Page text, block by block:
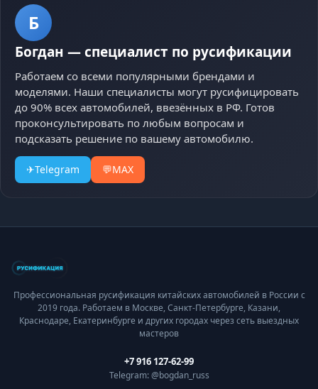
Б
Богдан —специалист по русификации
Работаем со всеми популярными брендами и
моделями. Наши специалисты могут русифицировать
до 90% всех автомобилей, ввезённых в РФ. Готов
проконсультировать по любым вопросам и
подсказать решение по вашему автомобилю.
✈Telegram 💬MAX
Профессиональная русификация китайских автомобилей в России с
2019 года. Работаем в Москве, Санкт-Петербурге, Казани,
Краснодаре, Екатеринбурге и других городах через сеть выездных
мастеров
+7 916 127-62-99
Telegram: @bogdan_russ